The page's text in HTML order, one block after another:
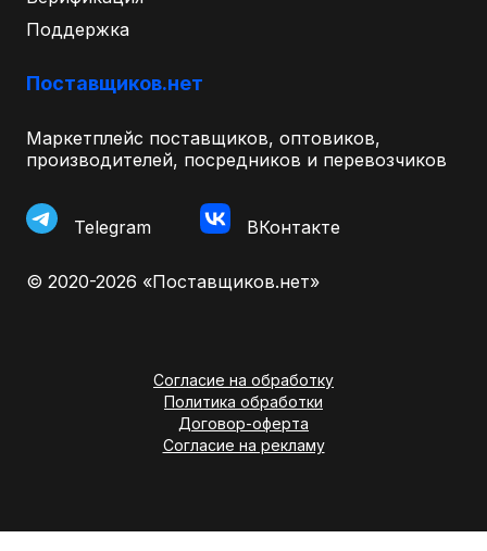
Поддержка
Поставщиков.нет
Маркетплейс поставщиков, оптовиков,
производителей, посредников и перевозчиков
Telegram ВКонтакте
© 2020-2026 «Поставщиков.нет»
Согласие на обработку
Политика обработки
Договор-оферта
Согласие на рекламу